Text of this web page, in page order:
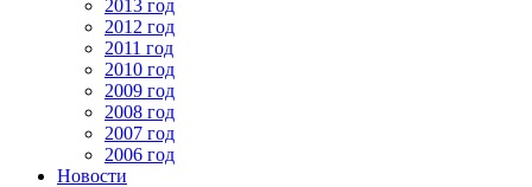
2013 год
2012 год
2011 год
2010 год
2009 год
2008 год
2007 год
2006 год
Новости